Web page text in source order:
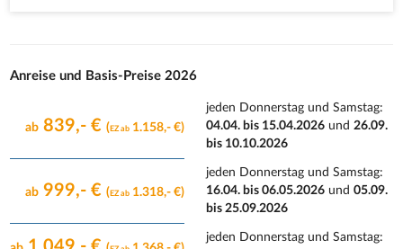
Anreise und Basis-Preise 2026
ab 839,- € (EZ ab 1.158,- €)
jeden Donnerstag und Samstag:
04.04. bis 15.04.2026 und26.09.
bis 10.10.2026
ab 999,- € (EZ ab 1.318,- €)
jeden Donnerstag und Samstag:
16.04. bis 06.05.2026 und05.09.
bis 25.09.2026
jeden Donnerstag und Samstag: